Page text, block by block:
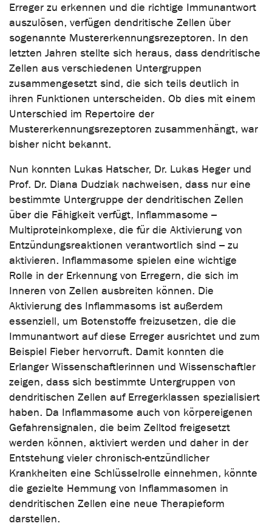
Erreger zu erkennen und die richtige Immunantwort
auszulösen, verfügen dendritische Zellen über
sogenannte Mustererkennungsrezeptoren. In den
letzten Jahren stellte sich heraus, dass dendritische
Zellen aus verschiedenen Untergruppen
zusammengesetzt sind, die sich teils deutlich in
ihren Funktionen unterscheiden. Ob dies mit einem
Unterschied im Repertoire der
Mustererkennungsrezeptoren zusammenhängt, war
bisher nicht bekannt.
Nun konnten Lukas Hatscher, Dr. Lukas Heger und
Prof. Dr. Diana Dudziak nachweisen, dass nur eine
bestimmte Untergruppe der dendritischen Zellen
über die Fähigkeit verfügt, Inflammasome –
Multiproteinkomplexe, die für die Aktivierung von
Entzündungsreaktionen verantwortlich sind – zu
aktivieren. Inflammasome spielen eine wichtige
Rolle in der Erkennung von Erregern, die sich im
Inneren von Zellen ausbreiten können. Die
Aktivierung des Inflammasoms ist außerdem
essenziell, um Botenstoffe freizusetzen, die die
Immunantwort auf diese Erreger ausrichtet und zum
Beispiel Fieber hervorruft. Damit konnten die
Erlanger Wissenschaftlerinnen und Wissenschaftler
zeigen, dass sich bestimmte Untergruppen von
dendritischen Zellen auf Erregerklassen spezialisiert
haben. Da Inflammasome auch von körpereigenen
Gefahrensignalen, die beim Zelltod freigesetzt
werden können, aktiviert werden und daher in der
Entstehung vieler chronisch-entzündlicher
Krankheiten eine Schlüsselrolle einnehmen, könnte
die gezielte Hemmung von Inflammasomen in
dendritischen Zellen eine neue Therapieform
darstellen.